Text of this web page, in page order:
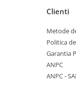
Clienti
Metode
Politica
Garantia
ANPC
ANPC -